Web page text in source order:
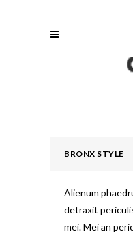
BRONX STYLE
Alienum
detraxit
mei. Mei an